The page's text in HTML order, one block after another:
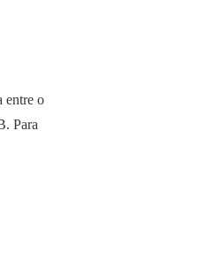
entre o
Para